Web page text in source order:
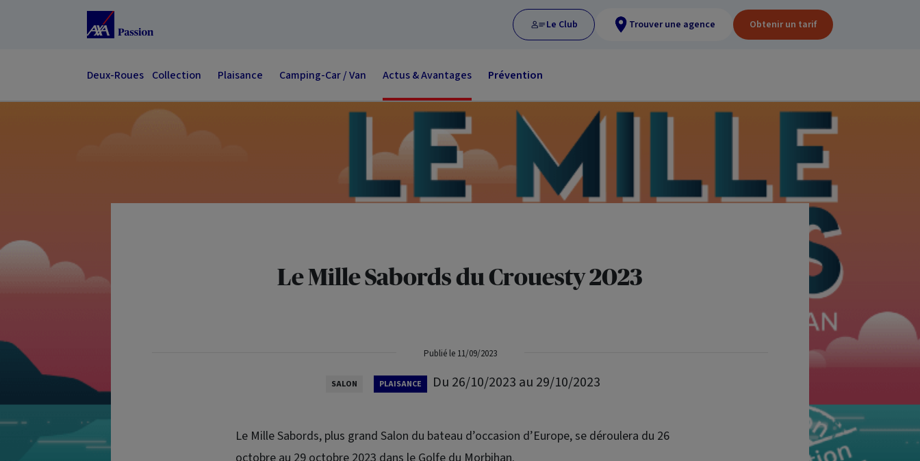
Accéder au Contenu
Le Club Trouver une agence Obtenir un tarif
Deux-Roues Collection Plaisance Camping-Car / Van Actus & Avantages Prévention
Le Mille Sabords du Crouesty 2023
Publié le 11/09/2023
SALON PLAISANCE Du 26/10/2023 au 29/10/2023
Le Mille Sabords, plus grand Salon du bateau d’occasion d’Europe, se déroulera du 26